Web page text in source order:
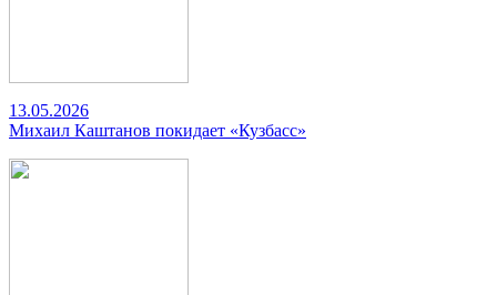
13.05.2026
Михаил Каштанов покидает «Кузбасс»